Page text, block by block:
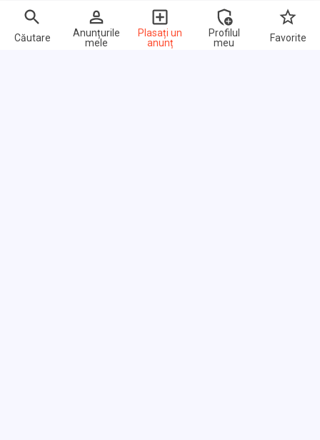
Căutare
Anunțurile
mele
Plasați un
anunț
Profilul
meu
Favorite